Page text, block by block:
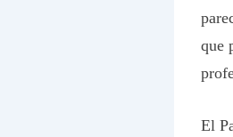
que
El